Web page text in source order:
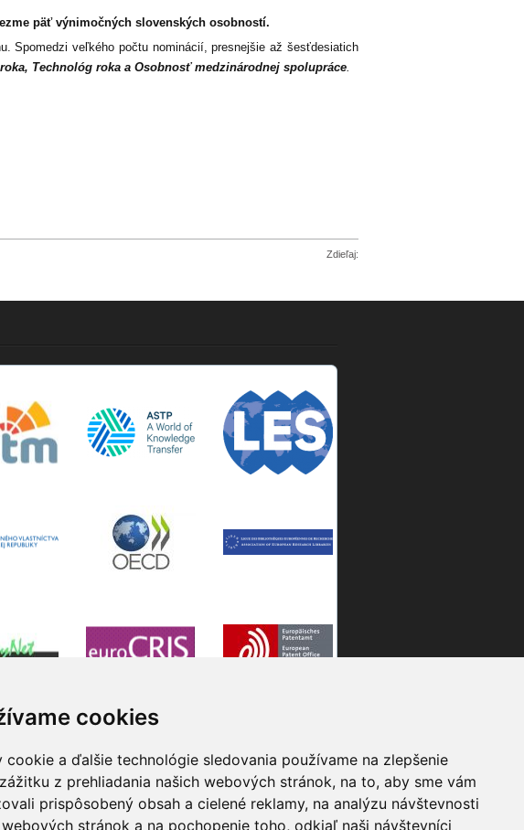
cookies
cookie a ďalšie technológie sledovania používame na zlepšenie
z prehliadania našich webových stránok, na to, aby sme vám
prispôsobený obsah a cielené reklamy, na analýzu návštevnosti
webových stránok a na pochopenie toho, odkiaľ naši návštevníci
päť výnimočných slovenských osobností.
Spomedzi veľkého počtu nominácií, presnejšie až šesťdesiatich
Technológ roka a Osobnosť medzinárodnej spolupráce.
Zdieľaj: